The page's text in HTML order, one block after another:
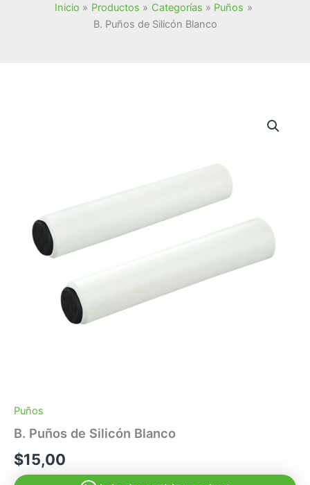
Inicio
Productos Categorías
Puños
B. Puños de Silicón Blanco
Puños
B. Puños de Silicón Blanco
$15,00